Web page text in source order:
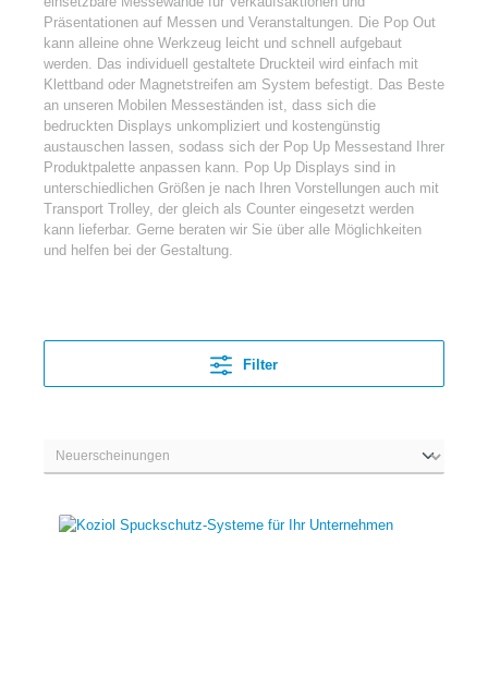
Präsentationen auf Messen und Veranstaltungen. Die Pop Out
kann alleine ohne Werkzeug leicht und schnell aufgebaut
werden. Das individuell gestaltete Druckteil wird einfach mit
Klettband oder Magnetstreifen am System befestigt. Das Beste
an unseren Mobilen Messeständen ist, dass sich die
bedruckten Displays unkompliziert und kostengünstig
austauschen lassen, sodass sich der Pop Up Messestand Ihrer
Produktpalette anpassen kann. Pop Up Displays sind in
unterschiedlichen Größen je nach Ihren Vorstellungen auch mit
Transport Trolley, der gleich als Counter eingesetzt werden
kann lieferbar. Gerne beraten wir Sie über alle Möglichkeiten
und helfen bei der Gestaltung.
Filter